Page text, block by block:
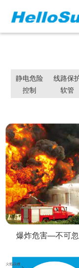
静电危险
控制
线路保
软管
爆炸危害—不可忽